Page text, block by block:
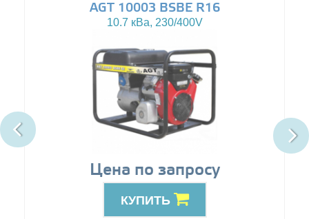
AGT 10003 BSBE R16
10.7 кВа, 230/400V
Цена по запросу
КУПИТЬ